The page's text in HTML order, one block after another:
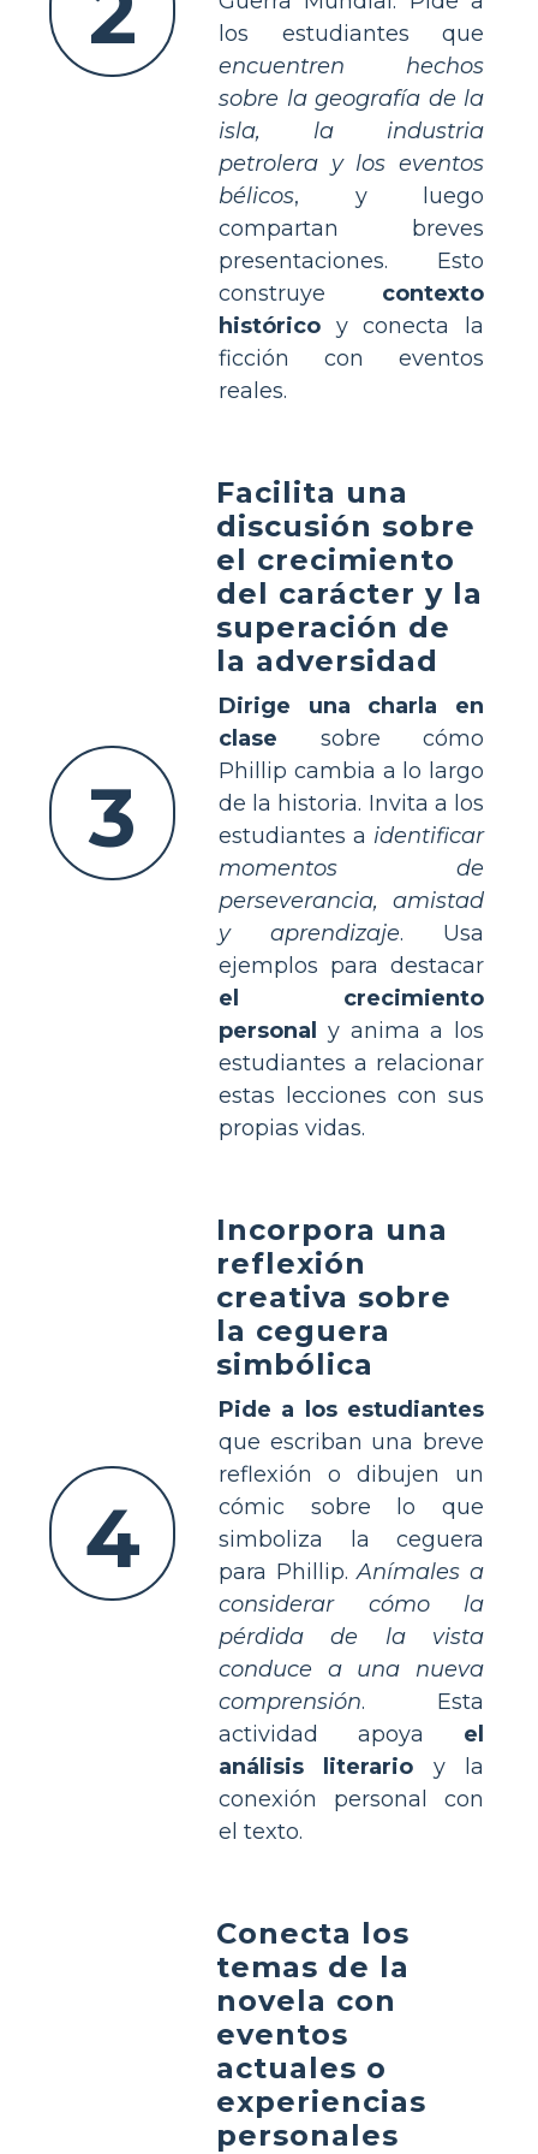
los estudiantes que
encuentren hechos
sobre la geografía de la
isla, la industria
petrolera y los eventos
bélicos, y luego
compartan breves
presentaciones. Esto
construye contexto
histórico y conecta la
ficción con eventos
reales.
3
Facilita una
discusión sobre
el crecimiento
del carácter y la
superación de
la adversidad
Dirige una charla en
clase sobre cómo
Phillip cambia a lo largo
de la historia. Invita a los
estudiantes a identificar
momentos de
perseverancia, amistad
y aprendizaje. Usa
ejemplos para destacar
el crecimiento
personal
y anima a los
estudiantes a relacionar
estas lecciones con sus
propias vidas.
4
Incorpora una
reflexión
creativa sobre
la ceguera
simbólica
Pide a los estudiantes
que escriban una breve
reflexión o dibujen un
cómic sobre lo que
simboliza la ceguera
para Phillip.Anímales a
considerar cómo la
pérdida de la vista
conduce a una nueva
comprensión. Esta
actividad apoya el
análisis literario y la
conexión personal con
el texto.
Conecta los
temas de la
novela con
eventos
actuales o
experiencias
personales